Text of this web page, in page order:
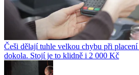
Češi dělají tuhle velkou chybu při
dokola. Stojí je to klidně i 2 000 Kč